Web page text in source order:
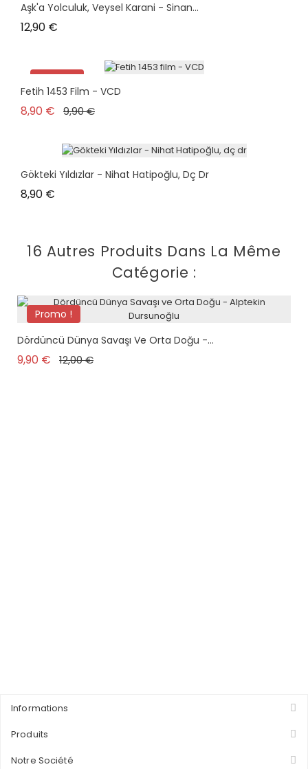
Aşk'a Yolculuk, Veysel Karani - Sinan...
12,90 €
Promo !
Fetih 1453 Film - VCD
8,90 € Prix de base
9,90 €Prix
Gökteki Yıldızlar - Nihat Hatipoğlu, Dç Dr
8,90 €
16 Autres Produits Dans La Même
Catégorie :
Promo !
Dördüncü Dünya Savaşı Ve Orta Doğu -...
9,90 € Prix de base
12,00 €Prix
Informations
Produits
Notre Société